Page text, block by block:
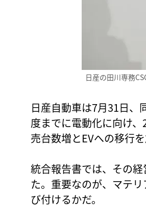
日産の田川専務
日産自動車は7月31日、
度までに電動化に向け
売台数増とEVへの移行を
統合報告書では、その
た。重要なのが、マテ
び付けるかだ。